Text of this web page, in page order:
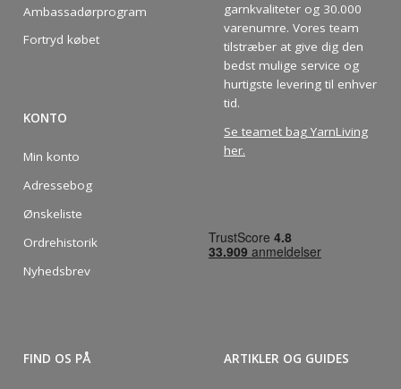
Ambassadørprogram
Fortryd købet
KONTO
Min konto
Adressebog
Ønskeliste
Ordrehistorik
Nyhedsbrev
garnkvaliteter og 30.000
varenumre. Vores team
tilstræber at give dig den
bedst mulige service og
hurtigste levering til enhver
tid.
Se teamet bag YarnLiving
her.
FIND OS PÅ ARTIKLER OG GUIDES